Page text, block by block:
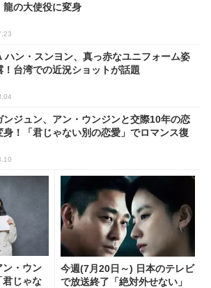
龍の大使役に変身
ハン・スンヨン、真っ赤なユニフォーム姿
！台湾での近況ショットが話題
ンジュン、アン・ウンジンと交際10年の恋
身！「君じゃない別の恋愛」でロマンス復
ン・ウン
君じゃな
今週(7月20日～) 日本のテレビ
で放送終了「絶対外せない」